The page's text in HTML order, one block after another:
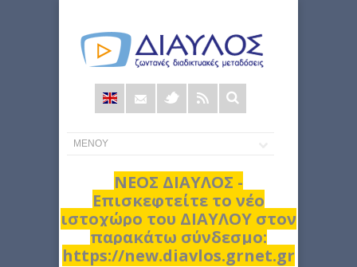
Φόρμα
αναζήτησης
ΝΕΟΣ ΔΙΑΥΛΟΣ -
Επισκεφτείτε το νέο
ιστοχώρο του ΔΙΑΥΛΟΥ στον
παρακάτω σύνδεσμο:
https://new.diavlos.grnet.gr